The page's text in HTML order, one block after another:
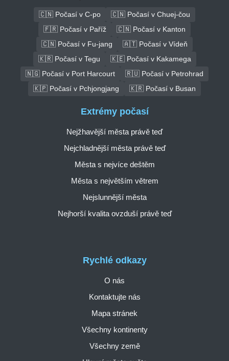
🇨🇳 Počasí v C-po
🇨🇳 Počasí v Chuej-čou
🇫🇷 Počasí v Paříž
🇨🇳 Počasí v Kanton
🇨🇳 Počasí v Fu-jang
🇦🇹 Počasí v Vídeň
🇰🇷 Počasí v Tegu
🇰🇪 Počasí v Kakamega
🇳🇬 Počasí v Port Harcourt
🇷🇺 Počasí v Petrohrad
🇰🇵 Počasí v Pchjongjang
🇰🇷 Počasí v Busan
Rychlé odkazy
O nás
Kontaktujte nás
Mapa stránek
Všechny kontinenty
Všechny země
Extrémy počasí
Nejžhavější města právě teď
Nejchladnější města právě teď
Města s nejvíce deštěm
Města s největším větrem
Nejslunnější města
Nejhorší kvalita ovzduší právě teď